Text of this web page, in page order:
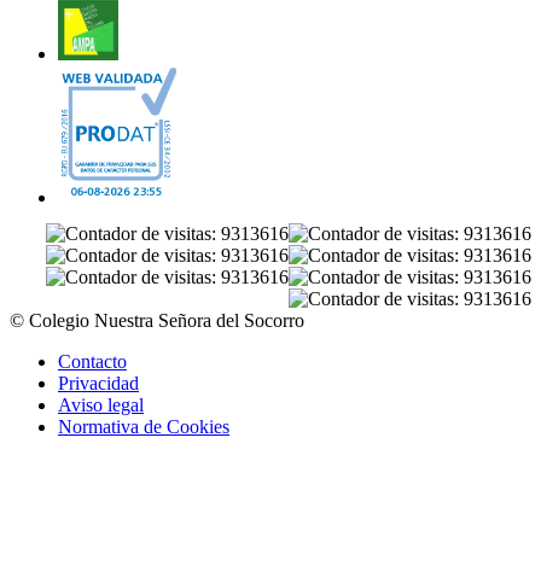
© Colegio Nuestra Señora del Socorro
Contacto
Privacidad
Aviso legal
Normativa de Cookies